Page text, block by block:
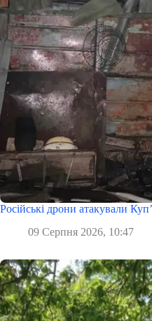
Російські дрони атакували
09 Серпня 2026, 10:47